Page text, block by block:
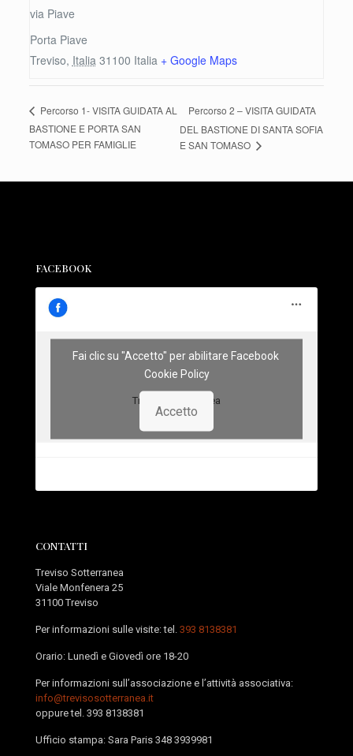
via Piave
Porta Piave
Treviso, Italia 31100 Italia + Google Maps
Percorso 1- VISITA GUIDATA AL
BASTIONE E PORTA SAN
TOMASO PER FAMIGLIE
Percorso 2 – VISITA GUIDATA
DEL BASTIONE DI SANTA SOFIA
E SAN TOMASO
FACEBOOK
Treviso Sotterranea
Fai clic su "Accetto" per abilitare Facebook
Cookie Policy
Accetto
CONTATTI
Treviso Sotterranea
Viale Monfenera 25
31100 Treviso
Per informazioni sulle visite: tel. 393 8138381
Orario: Lunedì e Giovedì ore 18-20
Per informazioni sull’associazione e l’attività associativa:
info@trevisosotterranea.it
oppure tel. 393 8138381
Ufficio stampa: Sara Paris 348 3939981